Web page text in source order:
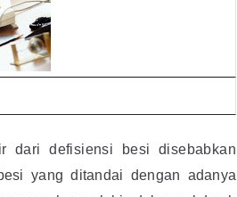
dari defisiensi besi disebabkan
yang ditandai dengan adanya